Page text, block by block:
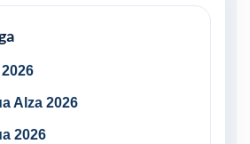
Alza 2026
2026